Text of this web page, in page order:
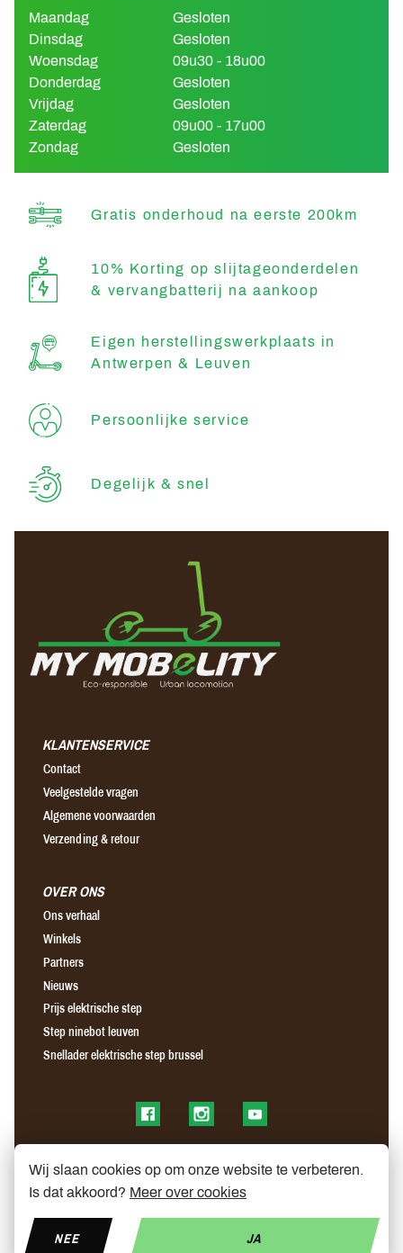
Maandag
Gesloten
Dinsdag
Gesloten
Woensdag
09u30 - 18u00
Donderdag
Gesloten
Vrijdag
Gesloten
Zaterdag
09u00 - 17u00
Zondag
Gesloten
Gratis onderhoud na eerste 200km
10% Korting op slijtageonderdelen
& vervangbatterij na aankoop
Eigen herstellingswerkplaats in
Antwerpen & Leuven
Persoonlijke service
Degelijk & snel
KLANTENSERVICE
Contact
Veelgestelde vragen
Algemene voorwaarden
Verzending & retour
OVER ONS
Ons verhaal
Winkels
Partners
Nieuws
Prijs elektrische step
Step ninebot leuven
Snellader elektrische step brussel
Find us on FacebookFind us on InstagramFind us on YouTube
Wij slaan cookies op om onze website te verbeteren.
Is dat akkoord? Meer over cookies
NEE JA